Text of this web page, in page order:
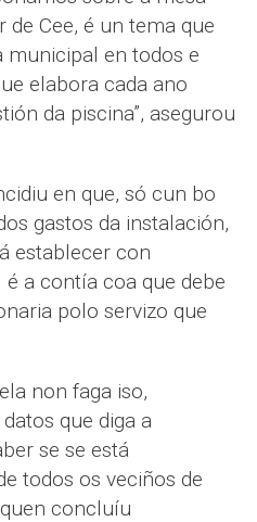
de Cee, é un tema que
municipal en todos e
elabora cada ano
da piscina”, asegurou
en que, só cun bo
gastos da instalación,
establecer con
a contía coa que debe
polo servizo que
non faga iso,
que diga a
se se está
todos os veciños de
concluíu